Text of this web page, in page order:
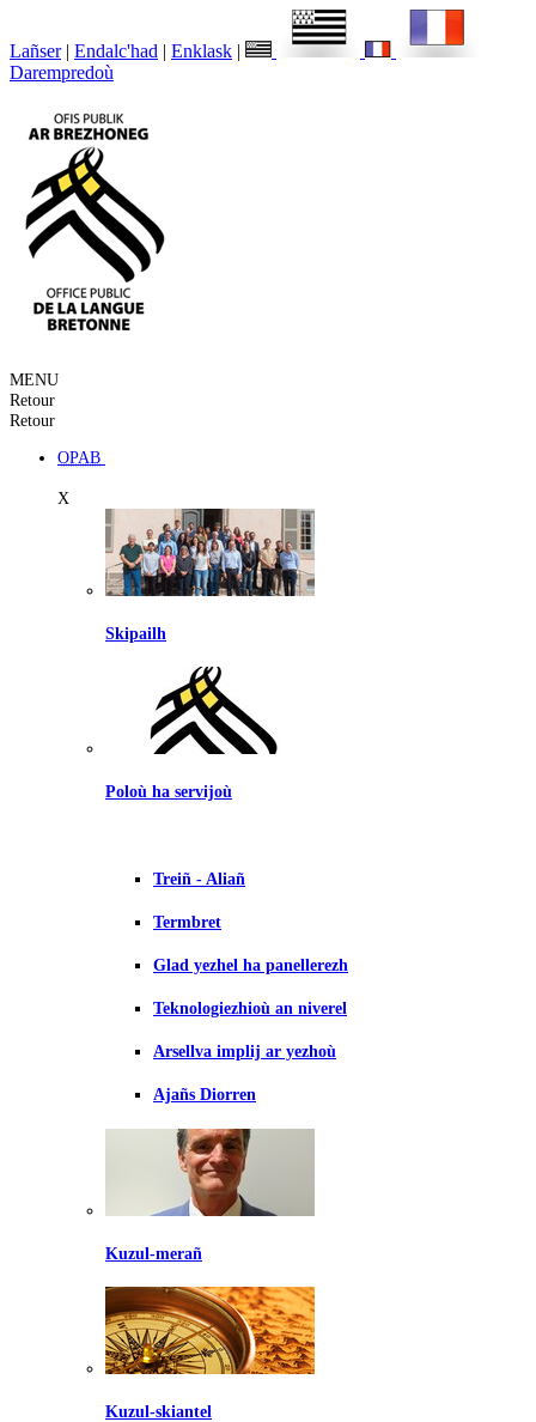
Lañser | Endalc'had | Enklask |
Darempredoù
MENU
Retour
Retour
OPAB
X
Skipailh
Poloù ha servijoù
Treiñ - Aliañ
Termbret
Glad yezhel ha panellerezh
Teknologiezhioù an niverel
Arsellva implij ar yezhoù
Ajañs Diorren
Kuzul-merañ
Kuzul-skiantel